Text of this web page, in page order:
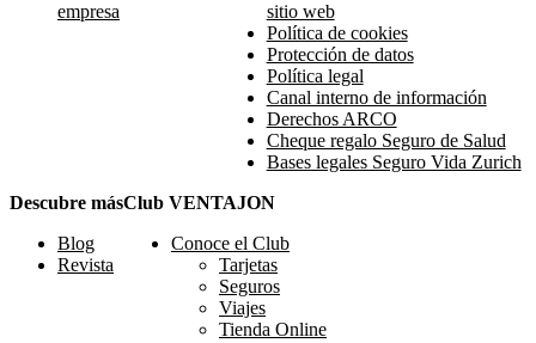
empresa
sitio web
Política de cookies
Protección de datos
Política legal
Canal interno de información
Derechos ARCO
Cheque regalo Seguro de Salud
Bases legales Seguro Vida Zurich
Descubre más
Blog
Revista
Club VENTAJON
Conoce el Club
Tarjetas
Seguros
Viajes
Tienda Online